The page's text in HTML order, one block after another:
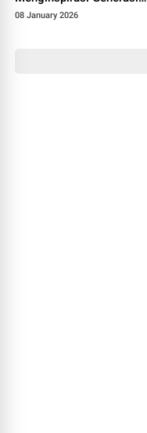
Muda
08 January 2026